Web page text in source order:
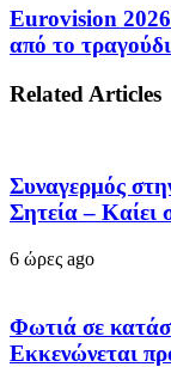
Eurovision
από το
Related Articles
Συναγερμός
Σητεία – Καίει
6 ώρες ago
Φωτιά σε
Εκκενώνεται